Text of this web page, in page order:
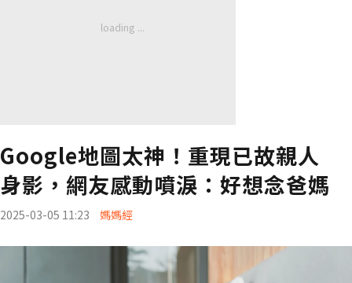
Google地圖太神！重現已故親人
身影，網友感動噴淚：好想念爸媽
2025-03-05 11:23 媽媽經